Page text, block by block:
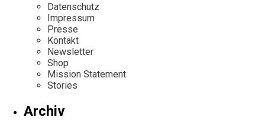
Datenschutz
Impressum
Presse
Kontakt
Newsletter
Shop
Mission Statement
Stories
Archiv